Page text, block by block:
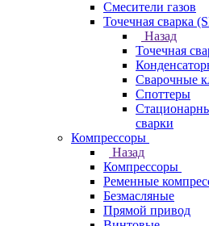
Смесители газов
Точечная сварка
Назад
Точечная
Сварочные
Споттеры
сварки
Компрессоры
Назад
Компрессоры
Ременные
Безмасляные
Прямой привод